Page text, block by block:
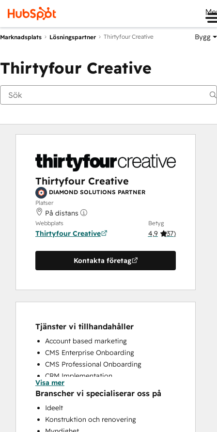
Marknadsplats Lösningspartner Thirtyfour Creative Bygg
Thirtyfour Creative
Thirtyfour Creative
DIAMOND SOLUTIONS PARTNER
Platser
På distans
Webbplats
Thirtyfour Creative
Betyg
4,9 (37)
Kontakta företag
Tjänster vi tillhandahåller
Account based marketing
CMS Enterprise Onboarding
CMS Professional Onboarding
CRM Implementation
CRM Migration
Custom API Integrations
Customer Marketing
Customer Success Training
Visa mer
Branscher vi specialiserar oss på
Ideelt
Konstruktion och renovering